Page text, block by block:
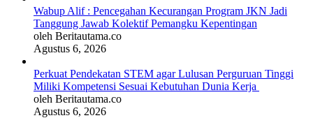
Wabup Alif : Pencegahan Kecurangan Program JKN Jadi
Tanggung Jawab Kolektif Pemangku Kepentingan
oleh Beritautama.co
Agustus 6, 2026
Perkuat Pendekatan STEM agar Lulusan Perguruan Tinggi
Miliki Kompetensi Sesuai Kebutuhan Dunia Kerja
oleh Beritautama.co
Agustus 6, 2026